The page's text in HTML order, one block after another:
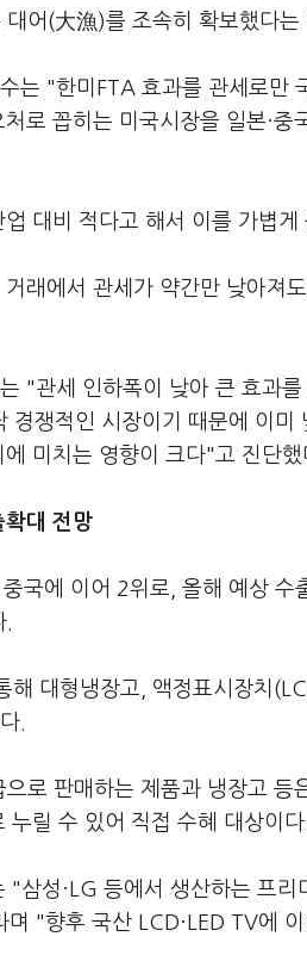
어(大漁)를 조속히 확보했다는
는 "한미FTA 효과를 관세로만
로 꼽히는 미국시장을 일본·
대비 적다고 해서 이를 가볍게
래에서 관세가 약간만 낮아져
"관세 인하폭이 낮아 큰 효과
쟁적인 시장이기 때문에 이미
미치는 영향이 크다"고 진단했
대 전망
국에 이어 2위로, 올해 예상
해 대형냉장고, 액정표시장치
.
로 판매하는 제품과 냉장고 등
누릴 수 있어 직접 수혜 대상이다.
"삼성·LG 등에서 생산하는 프
며 "향후 국산 LCD·LED TV에